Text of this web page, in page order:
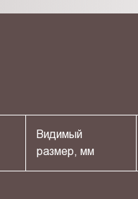
Видимый
размер, мм